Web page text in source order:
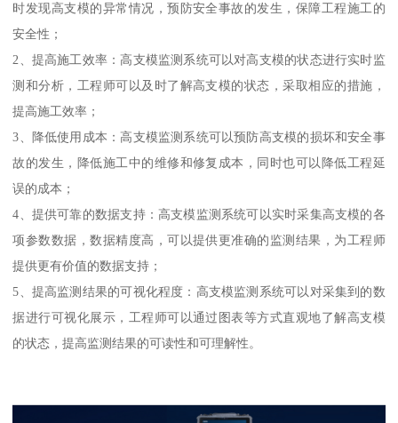
时发现高支模的异常情况，预防安全事故的发生，保障工程施工的
安全性；
2、提高施工效率：高支模监测系统可以对高支模的状态进行实时监
测和分析，工程师可以及时了解高支模的状态，采取相应的措施，
提高施工效率；
3、降低使用成本：高支模监测系统可以预防高支模的损坏和安全事
故的发生，降低施工中的维修和修复成本，同时也可以降低工程延
误的成本；
4、提供可靠的数据支持：高支模监测系统可以实时采集高支模的各
项参数数据，数据精度高，可以提供更准确的监测结果，为工程师
提供更有价值的数据支持；
5、提高监测结果的可视化程度：高支模监测系统可以对采集到的数
据进行可视化展示，工程师可以通过图表等方式直观地了解高支模
的状态，提高监测结果的可读性和可理解性。